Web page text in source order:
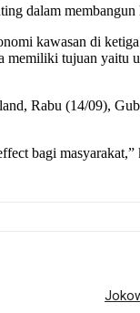
dalam
kawasan di
tujuan yaitu
Rabu (14/09),
bagi